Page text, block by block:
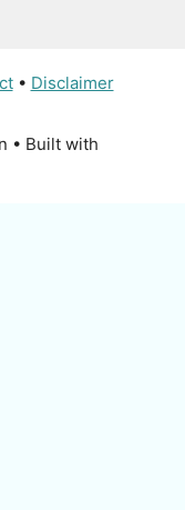
• Disclaimer
• Built with